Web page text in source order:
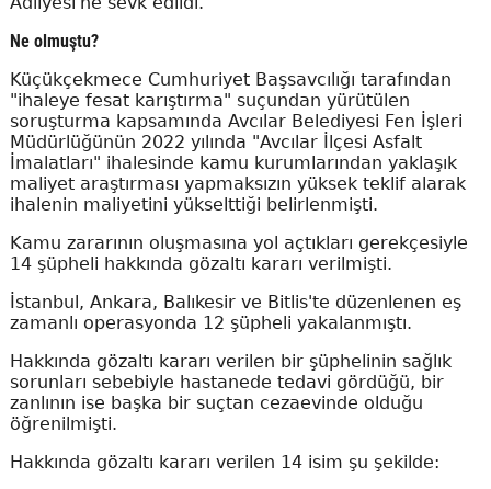
Ne olmuştu?
Küçükçekmece Cumhuriyet Başsavcılığı tarafından
"ihaleye fesat karıştırma" suçundan yürütülen
soruşturma kapsamında Avcılar Belediyesi Fen İşleri
Müdürlüğünün 2022 yılında "Avcılar İlçesi Asfalt
İmalatları" ihalesinde kamu kurumlarından yaklaşık
maliyet araştırması yapmaksızın yüksek teklif alarak
ihalenin maliyetini yükselttiği belirlenmişti.
Kamu zararının oluşmasına yol açtıkları gerekçesiyle
14 şüpheli hakkında gözaltı kararı verilmişti.
İstanbul, Ankara, Balıkesir ve Bitlis'te düzenlenen eş
zamanlı operasyonda 12 şüpheli yakalanmıştı.
Hakkında gözaltı kararı verilen bir şüphelinin sağlık
sorunları sebebiyle hastanede tedavi gördüğü, bir
zanlının ise başka bir suçtan cezaevinde olduğu
öğrenilmişti.
Hakkında gözaltı kararı verilen 14 isim şu şekilde: